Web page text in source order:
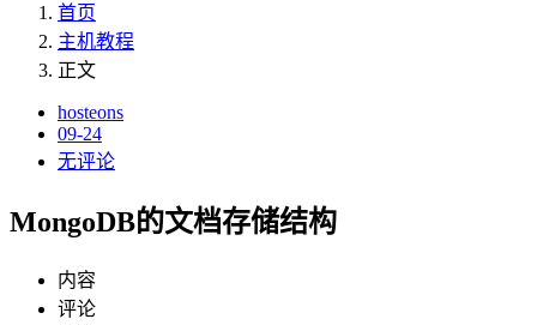
首页
主机教程
正文
hosteons
09-24
无评论
MongoDB的文档存储结构
内容
评论